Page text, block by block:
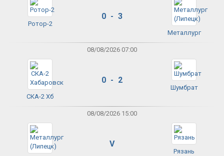
Ротор-2
0 - 3
Металлург
08/08/2026 07:00
СКА-2 Хб
0 - 2
Шумбрат
08/08/2026 15:00
V
Рязань